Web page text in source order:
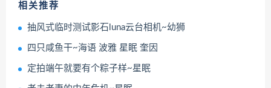
相关推荐
抽风式临时测试影石luna云台相机~幼狮
四只咸鱼干~海语 波雅 星眠 奎因
定拍端午就要有个粽子样~星眠